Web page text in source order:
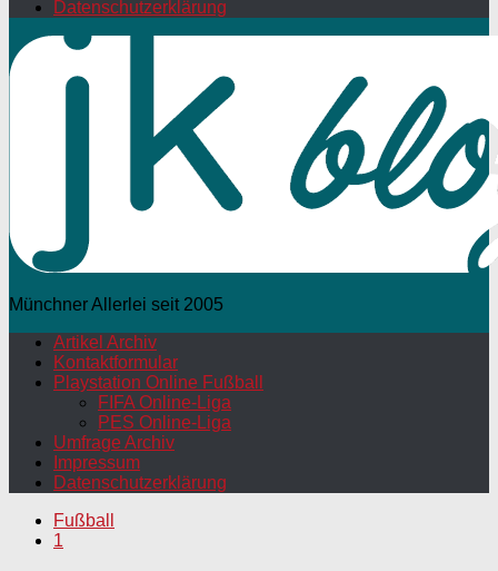
Datenschutzerklärung
Münchner Allerlei seit 2005
Artikel Archiv
Kontaktformular
Playstation Online Fußball
FIFA Online-Liga
PES Online-Liga
Umfrage Archiv
Impressum
Datenschutzerklärung
Fußball
1